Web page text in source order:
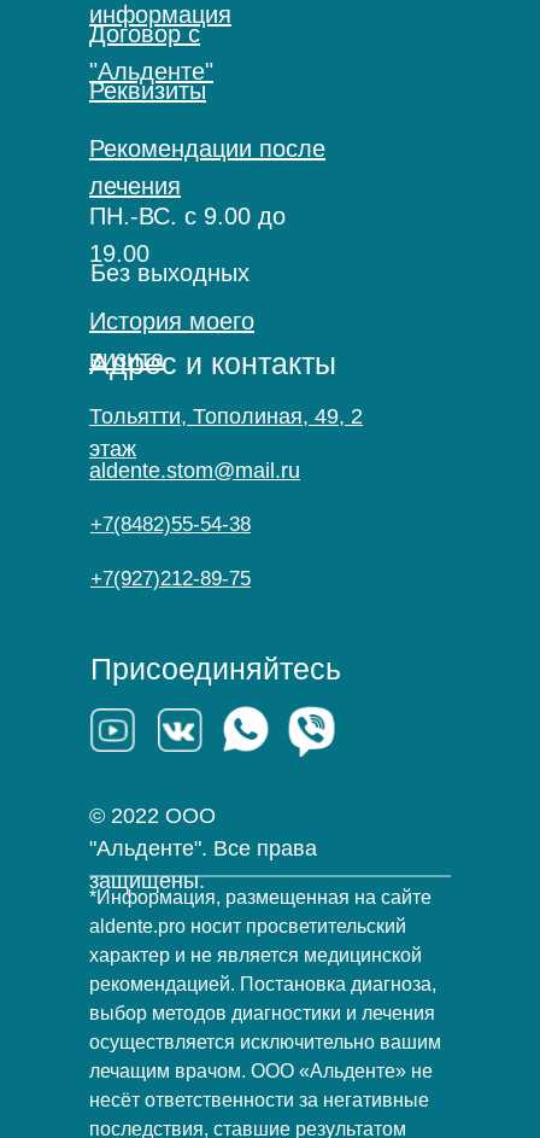
Адрес и контакты
Присоединяйтесь
ПН.-ВС. с 9.00 до
19.00
Тольятти, Тополиная, 49, 2
этаж
Без выходных
+7(8482)55-54-38
+7(927)212-89-75
aldente.stom@mail.ru
информация
Реквизиты
Договор с
"Альденте"
© 2022 ООО
"Альденте". Все права
защищены.
*Информация, размещенная на сайте
aldente.pro носит просветительский
характер и не является медицинской
рекомендацией. Постановка диагноза,
выбор методов диагностики и лечения
осуществляется исключительно вашим
лечащим врачом. ООО «Альденте» не
несёт ответственности за негативные
последствия, ставшие результатом
История моего
визита
Рекомендации после
лечения